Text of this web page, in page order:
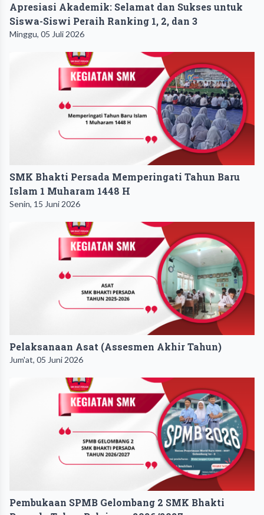
Apresiasi Akademik: Selamat dan Sukses untuk
Siswa-Siswi Peraih Ranking 1, 2, dan 3
Minggu, 05 Juli 2026
SMK Bhakti Persada Memperingati Tahun Baru
Islam 1 Muharam 1448 H
Senin, 15 Juni 2026
Pelaksanaan Asat (Assesmen Akhir Tahun)
Jum'at, 05 Juni 2026
Pembukaan SPMB Gelombang 2 SMK Bhakti